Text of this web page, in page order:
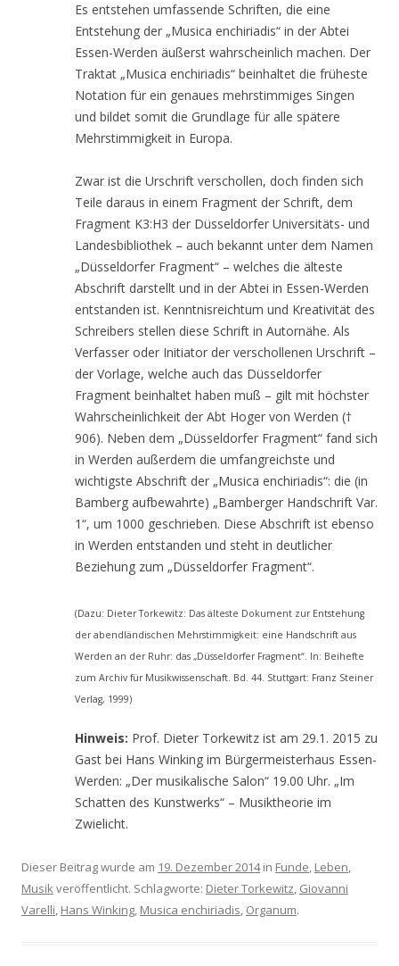
Es entstehen umfassende Schriften, die eine
Entstehung der „Musica enchiriadis“ in der Abtei
Essen-Werden äußerst wahrscheinlich machen. Der
Traktat „Musica enchiriadis“ beinhaltet die früheste
Notation für ein genaues mehrstimmiges Singen
und bildet somit die Grundlage für alle spätere
Mehrstimmigkeit in Europa.
Zwar ist die Urschrift verschollen, doch finden sich
Teile daraus in einem Fragment der Schrift, dem
Fragment K3:H3 der Düsseldorfer Universitäts- und
Landesbibliothek – auch bekannt unter dem Namen
„Düsseldorfer Fragment“ – welches die älteste
Abschrift darstellt und in der Abtei in Essen-Werden
entstanden ist. Kenntnisreichtum und Kreativität des
Schreibers stellen diese Schrift in Autornähe. Als
Verfasser oder Initiator der verschollenen Urschrift –
der Vorlage, welche auch das Düsseldorfer
Fragment beinhaltet haben muß – gilt mit höchster
Wahrscheinlichkeit der Abt Hoger von Werden (†
906). Neben dem „Düsseldorfer Fragment“ fand sich
in Werden außerdem die umfangreichste und
wichtigste Abschrift der „Musica enchiriadis“: die (in
Bamberg aufbewahrte) „Bamberger Handschrift Var.
1“, um 1000 geschrieben. Diese Abschrift ist ebenso
in Werden entstanden und steht in deutlicher
Beziehung zum „Düsseldorfer Fragment“.
(Dazu: Dieter Torkewitz: Das älteste Dokument zur Entstehung
der abendländischen Mehrstimmigkeit: eine Handschrift aus
Werden an der Ruhr: das „Düsseldorfer Fragment“. In: Beihefte
zum Archiv für Musikwissenschaft. Bd. 44. Stuttgart: Franz Steiner
Verlag, 1999)
Hinweis: Prof. Dieter Torkewitz ist am 29.1. 2015 zu
Gast bei Hans Winking im Bürgermeisterhaus Essen-
Werden: „Der musikalische Salon“ 19.00 Uhr. „Im
Schatten des Kunstwerks“ – Musiktheorie im
Zwielicht.
Dieser Beitrag wurde am 19. Dezember 2014in Funde, Leben,
Musikveröffentlicht. Schlagworte: Dieter Torkewitz, Giovanni
Varelli, Hans Winking, Musica enchiriadis, Organum.